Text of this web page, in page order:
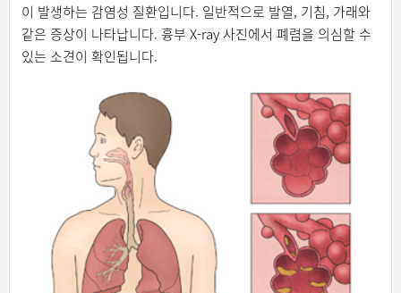
이 발생하는 감염성 질환입니다. 일반적으로 발열, 기침, 가래와
같은 증상이 나타납니다. 흉부 X-ray 사진에서 폐렴을 의심할 수
있는 소견이 확인됩니다.